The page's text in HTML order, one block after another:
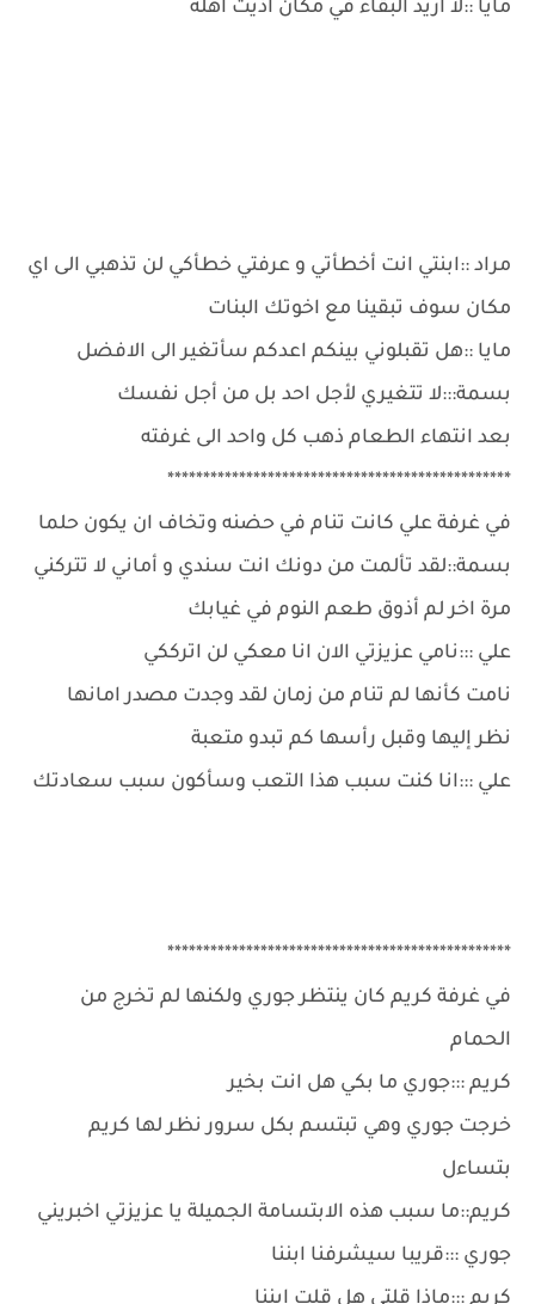
مايا ::لا اريد البقاء في مكان اذيت اهله
مراد ::ابنتي انت أخطأتي و عرفتي خطأكي لن تذهبي الى اي
مكان سوف تبقينا مع اخوتك البنات
مايا ::هل تقبلوني بينكم اعدكم سأتغير الى الافضل
بسمة:::لا تتغيري لأجل احد بل من أجل نفسك
بعد انتهاء الطعام ذهب كل واحد الى غرفته
************************************************
في غرفة علي كانت تنام في حضنه وتخاف ان يكون حلما
بسمة::لقد تألمت من دونك انت سندي و أماني لا تتركني
مرة اخر لم أذوق طعم النوم في غيابك
علي :::نامي عزيزتي الان انا معكي لن اترككي
نامت كأنها لم تنام من زمان لقد وجدت مصدر امانها
نظر إليها وقبل رأسها كم تبدو متعبة
علي :::انا كنت سبب هذا التعب وسأكون سبب سعادتك
************************************************
في غرفة كريم كان ينتظر جوري ولكنها لم تخرج من
الحمام
كريم :::جوري ما بكي هل انت بخير
خرجت جوري وهي تبتسم بكل سرور نظر لها كريم
بتساءل
كريم::ما سبب هذه الابتسامة الجميلة يا عزيزتي اخبريني
جوري :::قريبا سيشرفنا ابننا
كريم :::ماذا قلتي هل قلت ابننا